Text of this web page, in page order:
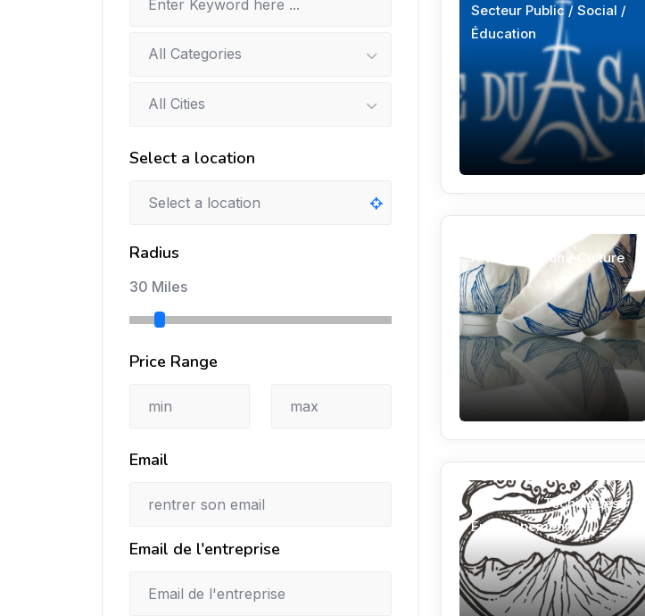
Secteur Public / Social /
Éducation
Arts / Création / Culture
Sciences / Techniques /
Environnement
All Categories
All Cities
Select a location
Radius
30 Miles
Price Range
Email
Email de l'entreprise